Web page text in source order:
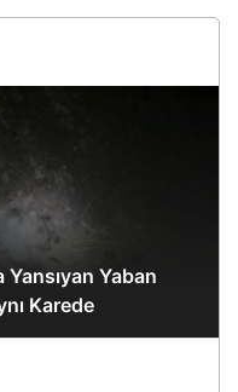
Yansıyan Yaban
Karede